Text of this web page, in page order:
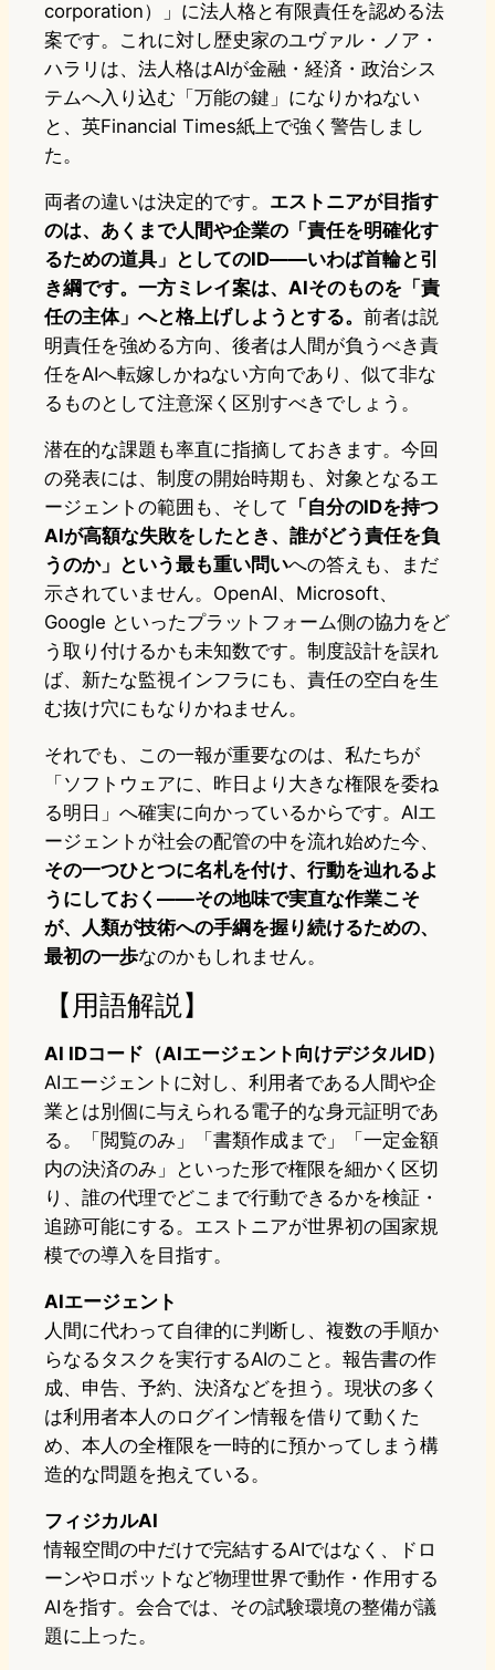
corporation）」に法人格と有限責任を認める法
案です。これに対し歴史家のユヴァル・ノア・
ハラリは、法人格はAIが金融・経済・政治シス
テムへ入り込む「万能の鍵」になりかねない
と、英Financial Times紙上で強く警告しまし
た。
両者の違いは決定的です。 エストニアが目指す
のは、あくまで人間や企業の「責任を明確化す
るための道具」としてのID――いわば首輪と引
き綱です。一方ミレイ案は、AIそのものを「責
任の主体」へと格上げしようとする。 前者は説
明責任を強める方向、後者は人間が負うべき責
任をAIへ転嫁しかねない方向であり、似て非な
るものとして注意深く区別すべきでしょう。
潜在的な課題も率直に指摘しておきます。今回
の発表には、制度の開始時期も、対象となるエ
ージェントの範囲も、そして 「自分のIDを持つ
AIが高額な失敗をしたとき、誰がどう責任を負
うのか」という最も重い問いへの答えも、まだ
示されていません。OpenAI、Microsoft、
Google といったプラットフォーム側の協力をど
う取り付けるかも未知数です。制度設計を誤れ
ば、新たな監視インフラにも、責任の空白を生
む抜け穴にもなりかねません。
それでも、この一報が重要なのは、私たちが
「ソフトウェアに、昨日より大きな権限を委ね
る明日」へ確実に向かっているからです。AIエ
ージェントが社会の配管の中を流れ始めた今、
その一つひとつに名札を付け、行動を辿れるよ
うにしておく――その地味で実直な作業こそ
が、人類が技術への手綱を握り続けるための、
最初の一歩なのかもしれません。
【用語解説】
AI IDコード（AIエージェント向けデジタルID）
AIエージェントに対し、利用者である人間や企
業とは別個に与えられる電子的な身元証明であ
る。「閲覧のみ」「書類作成まで」「一定金額
内の決済のみ」といった形で権限を細かく区切
り、誰の代理でどこまで行動できるかを検証・
追跡可能にする。エストニアが世界初の国家規
模での導入を目指す。
AIエージェント
人間に代わって自律的に判断し、複数の手順か
らなるタスクを実行するAIのこと。報告書の作
成、申告、予約、決済などを担う。現状の多く
は利用者本人のログイン情報を借りて動くた
め、本人の全権限を一時的に預かってしまう構
造的な問題を抱えている。
フィジカルAI
情報空間の中だけで完結するAIではなく、ドロ
ーンやロボットなど物理世界で動作・作用する
AIを指す。会合では、その試験環境の整備が議
題に上った。